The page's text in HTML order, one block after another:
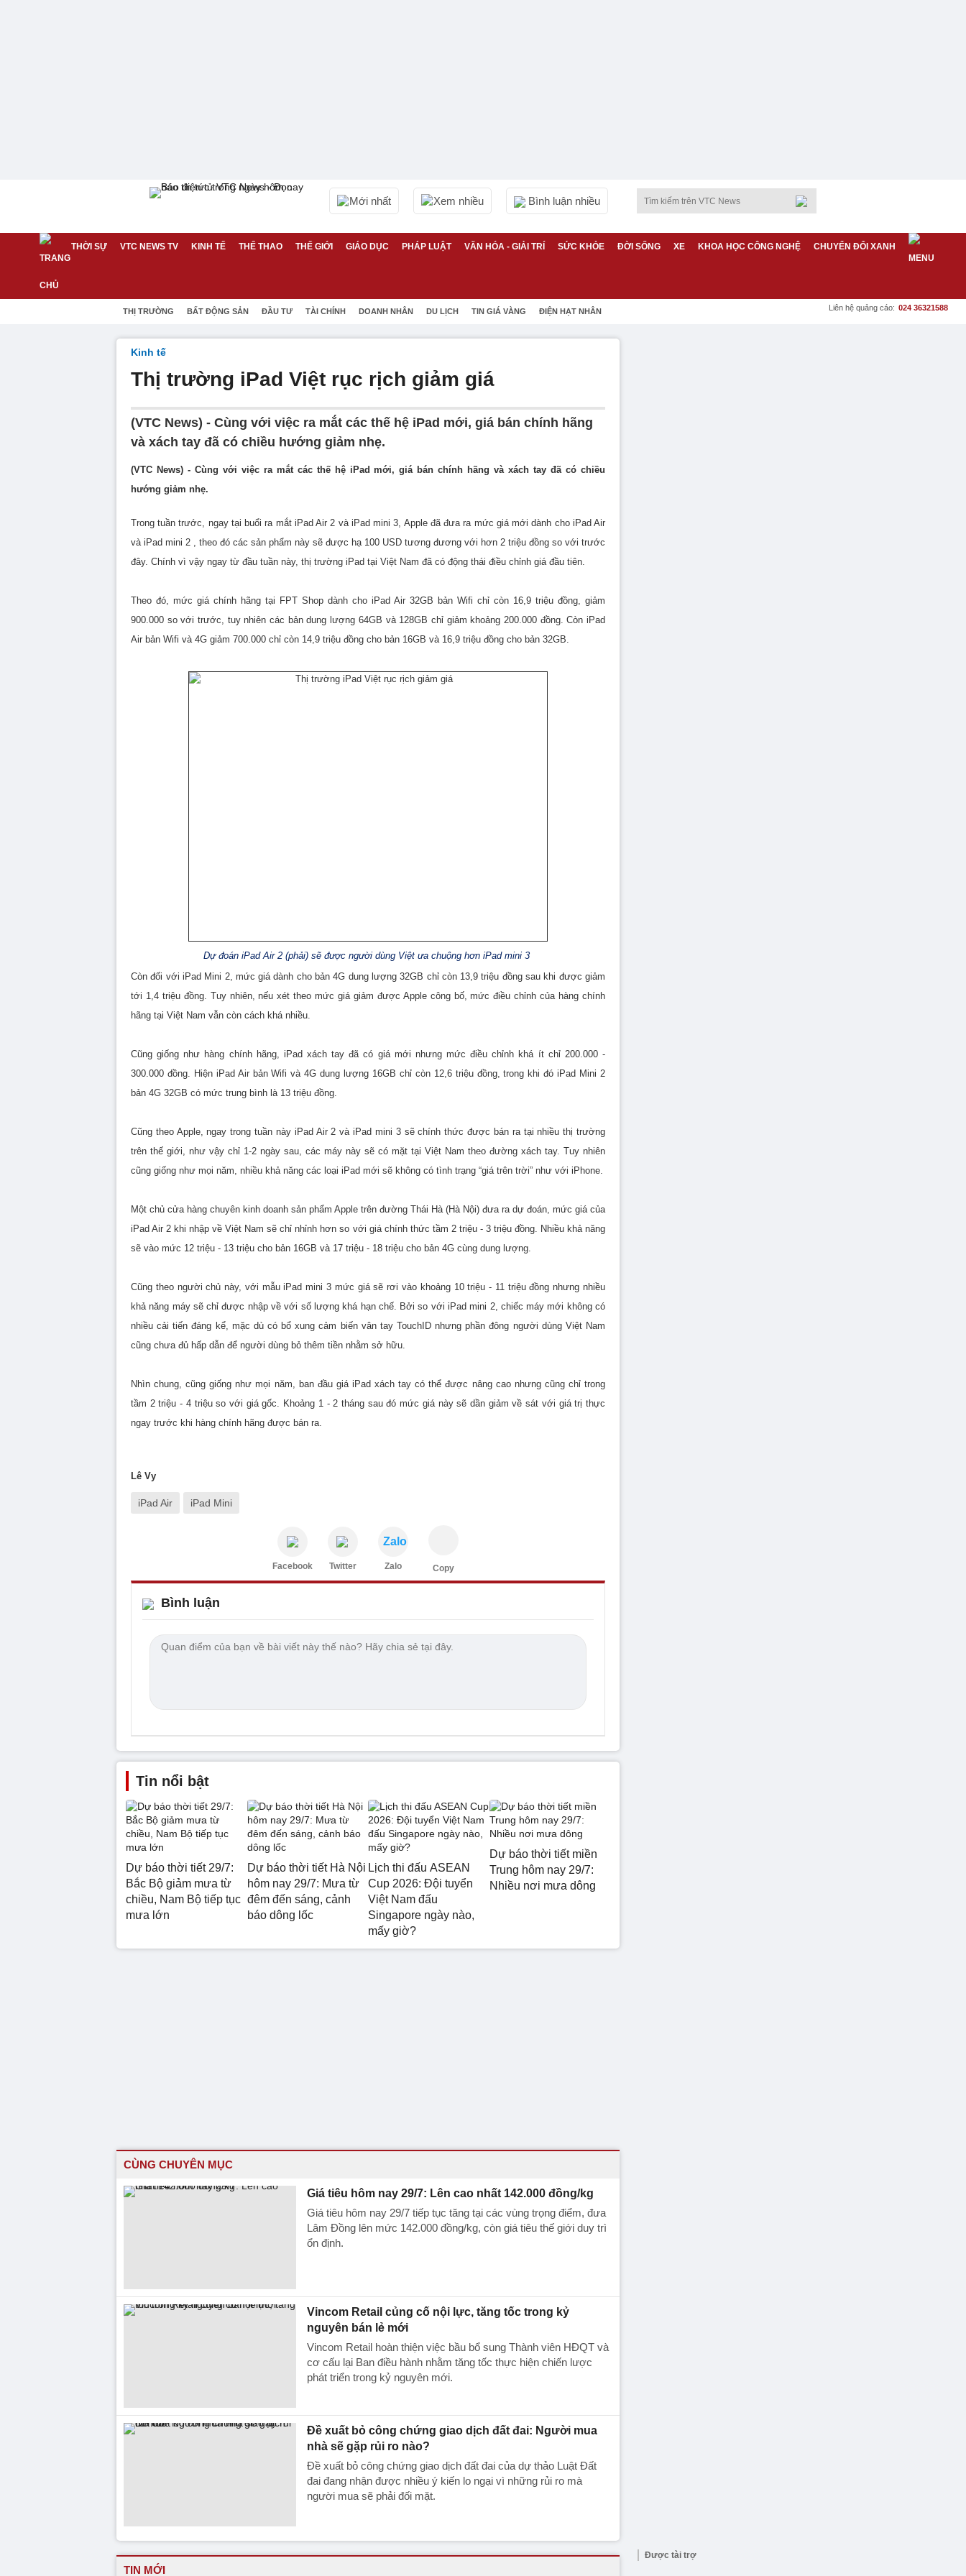
Mới nhất Xem nhiều Bình luận nhiều
THỜI SỰ VTC NEWS TV KINH TẾ THỂ THAO THẾ GIỚI GIÁO DỤC PHÁP LUẬT VĂN HÓA - GIẢI TRÍ SỨC KHỎE ĐỜI SỐNG XE KHOA HỌC CÔNG NGHỆ CHUYỂN ĐỔI XANH
THỊ TRƯỜNG BẤT ĐỘNG SẢN ĐẦU TƯ TÀI CHÍNH DOANH NHÂN DU LỊCH TIN GIÁ VÀNG ĐIỆN HẠT NHÂN Liên hệ quảng cáo: 024 36321588
Kinh tế
Thị trường iPad Việt rục rịch giảm giá
(VTC News) - Cùng với việc ra mắt các thế hệ iPad mới, giá bán chính hãng
và xách tay đã có chiều hướng giảm nhẹ.
(VTC News) - Cùng với việc ra mắt các thế hệ iPad mới, giá bán chính hãng và xách tay đã có chiều
hướng giảm nhẹ.
Trong tuần trước, ngay tại buổi ra mắt iPad Air 2 và iPad mini 3, Apple đã đưa ra mức giá mới dành cho iPad Air
và iPad mini 2 , theo đó các sản phẩm này sẽ được hạ 100 USD tương đương với hơn 2 triệu đồng so với trước
đây. Chính vì vậy ngay từ đầu tuần này, thị trường iPad tại Việt Nam đã có động thái điều chỉnh giá đầu tiên.
Theo đó, mức giá chính hãng tại FPT Shop dành cho iPad Air 32GB bản Wifi chỉ còn 16,9 triệu đồng, giảm
900.000 so với trước, tuy nhiên các bản dung lượng 64GB và 128GB chỉ giảm khoảng 200.000 đồng. Còn iPad
Air bản Wifi và 4G giảm 700.000 chỉ còn 14,9 triệu đồng cho bản 16GB và 16,9 triệu đồng cho bản 32GB.
Dự đoán iPad Air 2 (phải) sẽ được người dùng Việt ưa chuộng hơn iPad mini 3
Còn đối với iPad Mini 2, mức giá dành cho bản 4G dung lượng 32GB chỉ còn 13,9 triệu đồng sau khi được giảm
tới 1,4 triệu đồng. Tuy nhiên, nếu xét theo mức giá giảm được Apple công bố, mức điều chỉnh của hàng chính
hãng tại Việt Nam vẫn còn cách khá nhiều.
Cũng giống như hàng chính hãng, iPad xách tay đã có giá mới nhưng mức điều chỉnh khá ít chỉ 200.000 -
300.000 đồng. Hiện iPad Air bản Wifi và 4G dung lượng 16GB chỉ còn 12,6 triệu đồng, trong khi đó iPad Mini 2
bản 4G 32GB có mức trung bình là 13 triệu đồng.
Cũng theo Apple, ngay trong tuần này iPad Air 2 và iPad mini 3 sẽ chính thức được bán ra tại nhiều thị trường
trên thế giới, như vậy chỉ 1-2 ngày sau, các máy này sẽ có mặt tại Việt Nam theo đường xách tay. Tuy nhiên
cũng giống như mọi năm, nhiều khả năng các loại iPad mới sẽ không có tình trạng “giá trên trời” như với iPhone.
Một chủ cửa hàng chuyên kinh doanh sản phẩm Apple trên đường Thái Hà (Hà Nội) đưa ra dự đoán, mức giá của
iPad Air 2 khi nhập về Việt Nam sẽ chỉ nhỉnh hơn so với giá chính thức tầm 2 triệu - 3 triệu đồng. Nhiều khả năng
sẽ vào mức 12 triệu - 13 triệu cho bản 16GB và 17 triệu - 18 triệu cho bản 4G cùng dung lượng.
Cũng theo người chủ này, với mẫu iPad mini 3 mức giá sẽ rơi vào khoảng 10 triệu - 11 triệu đồng nhưng nhiều
khả năng máy sẽ chỉ được nhập về với số lượng khá hạn chế. Bởi so với iPad mini 2, chiếc máy mới không có
nhiều cải tiến đáng kể, mặc dù có bổ xung cảm biến vân tay TouchID nhưng phần đông người dùng Việt Nam
cũng chưa đủ hấp dẫn để người dùng bỏ thêm tiền nhằm sở hữu.
Nhìn chung, cũng giống như mọi năm, ban đầu giá iPad xách tay có thể được nâng cao nhưng cũng chỉ trong
tầm 2 triệu - 4 triệu so với giá gốc. Khoảng 1 - 2 tháng sau đó mức giá này sẽ dần giảm về sát với giá trị thực
ngay trước khi hàng chính hãng được bán ra.
Lê Vy
iPad Air iPad Mini
Facebook Twitter
Zalo
Zalo Copy
Bình luận
Tin nổi bật
Dự báo thời tiết 29/7:
Bắc Bộ giảm mưa từ
chiều, Nam Bộ tiếp tục
mưa lớn
Dự báo thời tiết Hà Nội
hôm nay 29/7: Mưa từ
đêm đến sáng, cảnh
báo dông lốc
Lịch thi đấu ASEAN
Cup 2026: Đội tuyển
Việt Nam đấu
Singapore ngày nào,
mấy giờ?
Dự báo thời tiết miền
Trung hôm nay 29/7:
Nhiều nơi mưa dông
CÙNG CHUYÊN MỤC
Giá tiêu hôm nay 29/7: Lên cao nhất 142.000 đồng/kg
Giá tiêu hôm nay 29/7 tiếp tục tăng tại các vùng trọng điểm, đưa
Lâm Đồng lên mức 142.000 đồng/kg, còn giá tiêu thế giới duy trì
ổn định.
Vincom Retail củng cố nội lực, tăng tốc trong kỷ
nguyên bán lẻ mới
Vincom Retail hoàn thiện việc bầu bổ sung Thành viên HĐQT và
cơ cấu lại Ban điều hành nhằm tăng tốc thực hiện chiến lược
phát triển trong kỷ nguyên mới.
Đề xuất bỏ công chứng giao dịch đất đai: Người mua
nhà sẽ gặp rủi ro nào?
Đề xuất bỏ công chứng giao dịch đất đai của dự thảo Luật Đất
đai đang nhận được nhiều ý kiến lo ngại vì những rủi ro mà
người mua sẽ phải đối mặt.
TIN MỚI
Được tài trợ